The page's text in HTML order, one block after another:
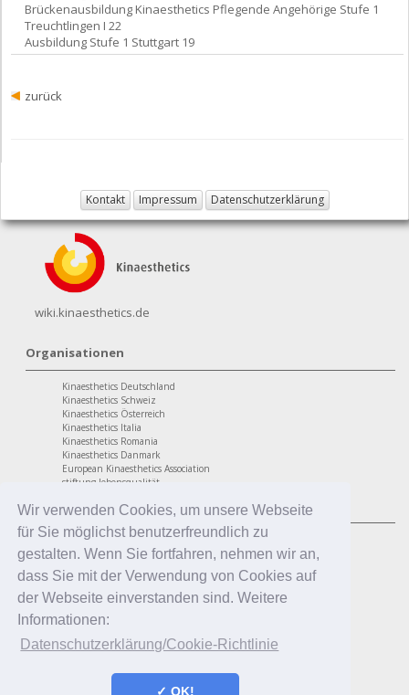
Wir verwenden Cookies, um unsere Webseite
für Sie möglichst benutzerfreundlich zu
gestalten. Wenn Sie fortfahren, nehmen wir an,
dass Sie mit der Verwendung von Cookies auf
der Webseite einverstanden sind. Weitere
Informationen:
Datenschutzerklärung/Cookie-Richtlinie
✓ OK!
Brückenausbildung Kinaesthetics Pflegende Angehörige Stufe 1
Treuchtlingen I 22
Ausbildung Stufe 1 Stuttgart 19
zurück
Kontakt Impressum Datenschutzerklärung
wiki.kinaesthetics.de
Organisationen
Kinaesthetics Deutschland
Kinaesthetics Schweiz
Kinaesthetics Österreich
Kinaesthetics Italia
Kinaesthetics Romania
Kinaesthetics Danmark
European Kinaesthetics Association
stiftung lebensqualität
Programme
personaler Bereich
Kinaesthetics Lebensqualität im Alter
Kinaesthetics Kreatives Lernen
professionaler Bereich
Kinaesthetics in der Pflege
Kinaesthetics Pflegende Angehörige
Kinaesthetics in der Erziehung